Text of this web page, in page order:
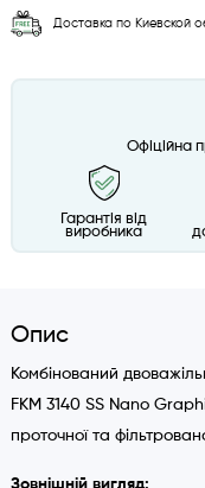
Доставка по Киевской
Офіційна
Гарантія від
виробника
Опис
Комбінований
FKM 3140 SS Nano
проточної та